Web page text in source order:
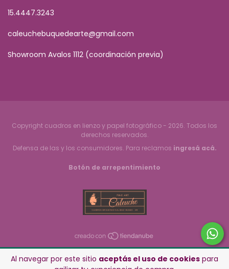
Al navegar por este sitio aceptás el uso de cookies para
15.4447.3243
caleuchebuquedearte@gmail.com
Showroom Avalos 1112 (coordinación previa)
Copyright cuadros en lienzo y papel fotográfico - 2026. Todos los
derechos reservados.
Defensa de las y los consumidores. Para reclamos ingresá acá.
Botón de arrepentimiento